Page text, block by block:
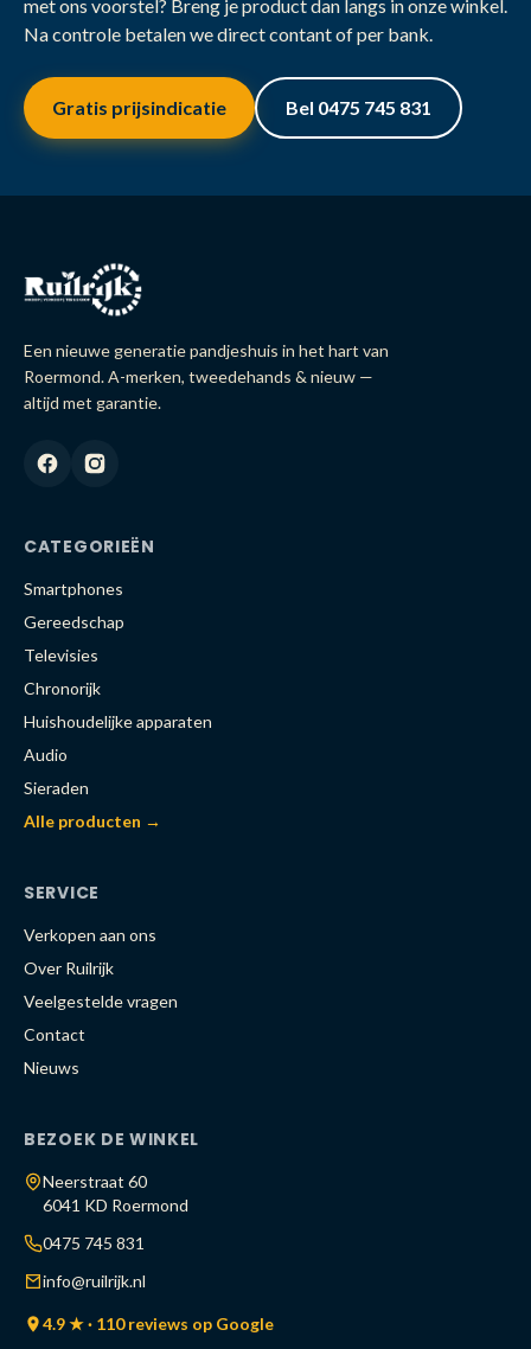
met ons voorstel? Breng je product dan langs in onze winkel.
Na controle betalen we direct contant of per bank.
Gratis prijsindicatie Bel 0475 745 831
Een nieuwe generatie pandjeshuis in het hart van
Roermond. A-merken, tweedehands & nieuw —
altijd met garantie.
CATEGORIEËN
Smartphones
Gereedschap
Televisies
Chronorijk
Huishoudelijke apparaten
Audio
Sieraden
Alle producten →
SERVICE
Verkopen aan ons
Over Ruilrijk
Veelgestelde vragen
Contact
Nieuws
BEZOEK DE WINKEL
Neerstraat 60
6041 KD Roermond
0475 745 831
info@ruilrijk.nl
4.9 ★ · 110 reviews op Google